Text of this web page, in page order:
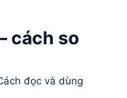
cách so
đọc và dùng